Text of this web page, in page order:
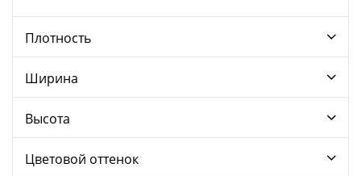
Плотность
Ширина
Высота
Цветовой оттенок